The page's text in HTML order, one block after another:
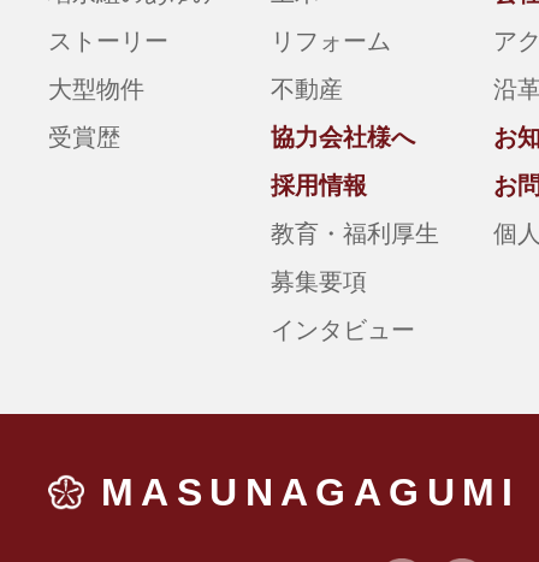
ストーリー
大型物件
受賞歴
リフォーム
不動産
ア
沿
協力会社様へ
採用情報
教育・福利厚生
募集要項
インタビュー
お
お
個
MASUNAGAGUMI